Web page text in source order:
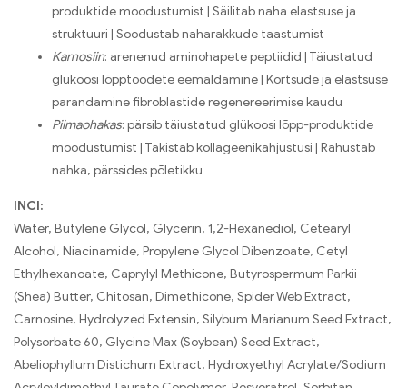
produktide moodustumist | Säilitab naha elastsuse ja
struktuuri | Soodustab naharakkude taastumist
Karnosiin: arenenud aminohapete peptiidid | Täiustatud
glükoosi lõpptoodete eemaldamine | Kortsude ja elastsuse
parandamine fibroblastide regenereerimise kaudu
Piimaohakas: pärsib täiustatud glükoosi lõpp-produktide
moodustumist | Takistab kollageenikahjustusi | Rahustab
nahka, pärssides põletikku
INCI:
Water, Butylene Glycol, Glycerin, 1,2-Hexanediol, Cetearyl
Alcohol, Niacinamide, Propylene Glycol Dibenzoate, Cetyl
Ethylhexanoate, Caprylyl Methicone, Butyrospermum Parkii
(Shea) Butter, Chitosan, Dimethicone, Spider Web Extract,
Carnosine, Hydrolyzed Extensin, Silybum Marianum Seed Extract,
Polysorbate 60, Glycine Max (Soybean) Seed Extract,
Abeliophyllum Distichum Extract, Hydroxyethyl Acrylate/Sodium